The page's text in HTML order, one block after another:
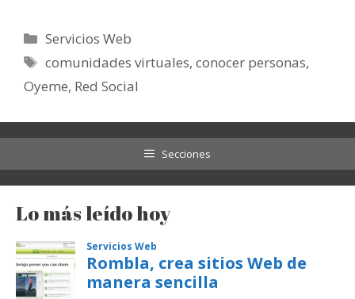
Categorías
Servicios Web
Etiquetas
comunidades virtuales,conocer personas,
Oyeme, Red Social
Secciones
Lo más leído hoy